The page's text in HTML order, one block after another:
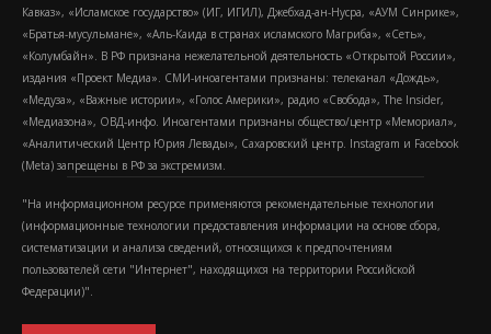
Кавказ», «Исламское государство» (ИГ, ИГИЛ), Джебхад-ан-Нусра, «АУМ Синрике»,
«Братья-мусульмане», «Аль-Каида в странах исламского Магриба», «Сеть»,
«Колумбайн». В РФ признана нежелательной деятельность «Открытой России»,
издания «Проект Медиа». СМИ-иноагентами признаны: телеканал «Дождь»,
«Медуза», «Важные истории», «Голос Америки», радио «Свобода», The Insider,
«Медиазона», ОВД-инфо. Иноагентами признаны общество/центр «Мемориал»,
«Аналитический Центр Юрия Левады», Сахаровский центр. Instagram и Facebook
(Metа) запрещены в РФ за экстремизм.
"На информационном ресурсе применяются рекомендательные технологии
(информационные технологии предоставления информации на основе сбора,
систематизации и анализа сведений, относящихся к предпочтениям
пользователей сети "Интернет", находящихся на территории Российской
Федерации)".